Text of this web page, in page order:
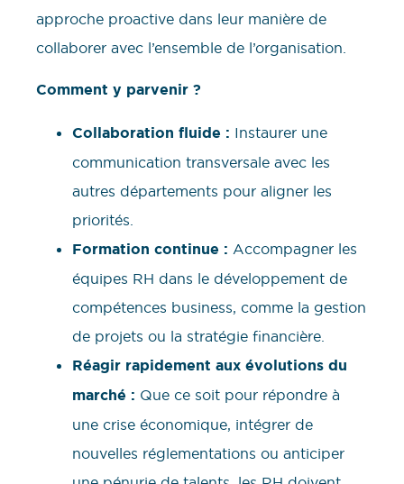
approche proactive dans leur manière de
collaborer avec l’ensemble de l’organisation.
Comment y parvenir ?
Collaboration fluide : Instaurer une
communication transversale avec les
autres départements pour aligner les
priorités.
Formation continue : Accompagner les
équipes RH dans le développement de
compétences business, comme la gestion
de projets ou la stratégie financière.
Réagir rapidement aux évolutions du
marché : Que ce soit pour répondre à
une crise économique, intégrer de
nouvelles réglementations ou anticiper